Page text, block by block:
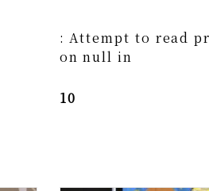
: Attempt to read
on null in
10